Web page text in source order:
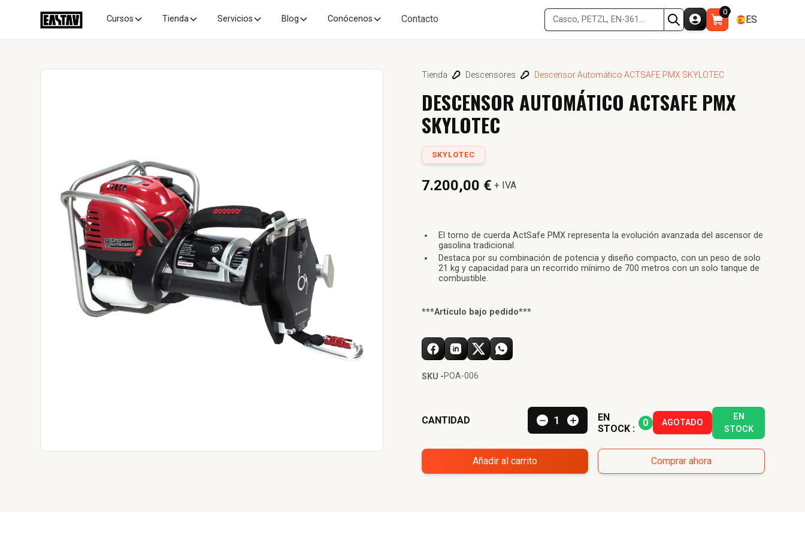
Cursos Tienda Servicios Blog Conócenos Contacto
0
ES
Tienda Descensores Descensor Automático ACTSAFE PMX SKYLOTEC
DESCENSOR AUTOMÁTICO ACTSAFE PMX
SKYLOTEC
SKYLOTEC
7.200,00 € + IVA
El torno de cuerda ActSafe PMX representa la evolución avanzada del ascensor de
gasolina tradicional.
Destaca por su combinación de potencia y diseño compacto, con un peso de solo
21 kg y capacidad para un recorrido mínimo de 700 metros con un solo tanque de
combustible.
***Artículo bajo pedido***
SKU -POA-006
CANTIDAD
EN
STOCK :
0 AGOTADO
EN
STOCK
Añadir al carrito Comprar ahora